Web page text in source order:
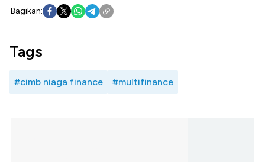
Bagikan:
Tags
#cimb niaga finance #multifinance